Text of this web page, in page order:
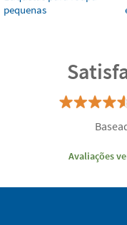
pequenas
Avaliações